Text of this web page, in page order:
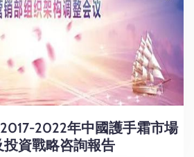
2022年中國護手霜市場
投資戰略咨詢報告